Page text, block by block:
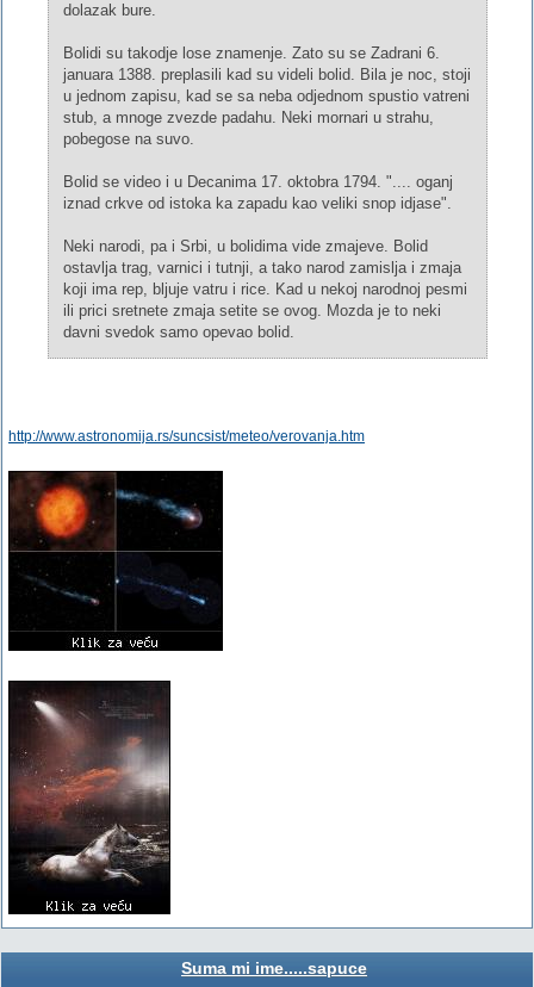
dolazak bure.
Bolidi su takodje lose znamenje. Zato su se Zadrani 6.
januara 1388. preplasili kad su videli bolid. Bila je noc, stoji
u jednom zapisu, kad se sa neba odjednom spustio vatreni
stub, a mnoge zvezde padahu. Neki mornari u strahu,
pobegose na suvo.
Bolid se video i u Decanima 17. oktobra 1794. ".... oganj
iznad crkve od istoka ka zapadu kao veliki snop idjase".
Neki narodi, pa i Srbi, u bolidima vide zmajeve. Bolid
ostavlja trag, varnici i tutnji, a tako narod zamislja i zmaja
koji ima rep, bljuje vatru i rice. Kad u nekoj narodnoj pesmi
ili prici sretnete zmaja setite se ovog. Mozda je to neki
davni svedok samo opevao bolid.
http://www.astronomija.rs/suncsist/meteo/verovanja.htm
Suma mi ime.....sapuce